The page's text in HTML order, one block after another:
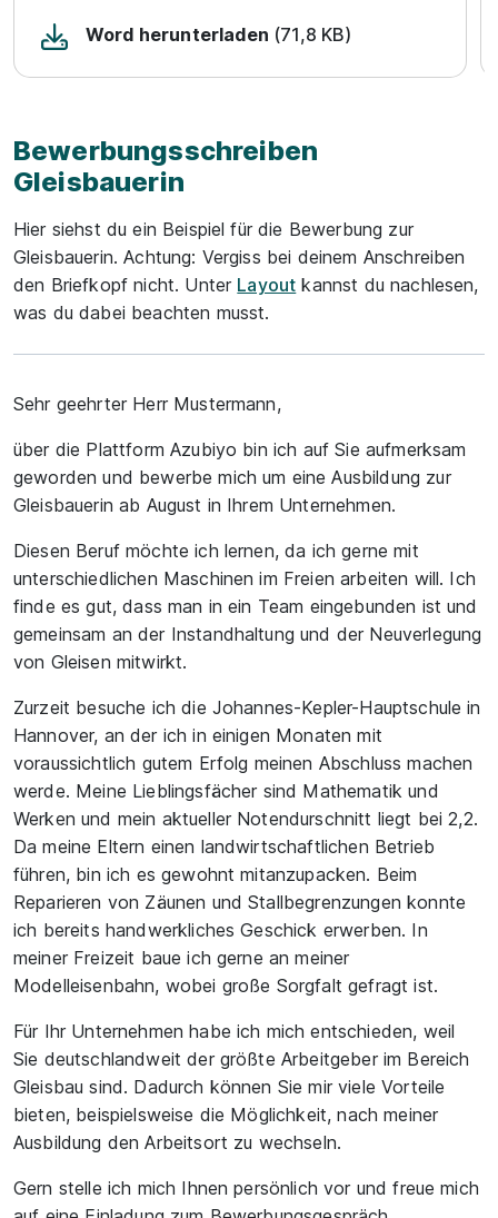
Word herunterladen (71,8 KB)
Bewerbungsschreiben
Gleisbauerin
Hier siehst du ein Beispiel für die Bewerbung zur
Gleisbauerin. Achtung: Vergiss bei deinem Anschreiben
den Briefkopf nicht. Unter Layout kannst du nachlesen,
was du dabei beachten musst.
Sehr geehrter Herr Mustermann,
über die Plattform Azubiyo bin ich auf Sie aufmerksam
geworden und bewerbe mich um eine Ausbildung zur
Gleisbauerin ab August in Ihrem Unternehmen.
Diesen Beruf möchte ich lernen, da ich gerne mit
unterschiedlichen Maschinen im Freien arbeiten will. Ich
finde es gut, dass man in ein Team eingebunden ist und
gemeinsam an der Instandhaltung und der Neuverlegung
von Gleisen mitwirkt.
Zurzeit besuche ich die Johannes-Kepler-Hauptschule in
Hannover, an der ich in einigen Monaten mit
voraussichtlich gutem Erfolg meinen Abschluss machen
werde. Meine Lieblingsfächer sind Mathematik und
Werken und mein aktueller Notendurschnitt liegt bei 2,2.
Da meine Eltern einen landwirtschaftlichen Betrieb
führen, bin ich es gewohnt mitanzupacken. Beim
Reparieren von Zäunen und Stallbegrenzungen konnte
ich bereits handwerkliches Geschick erwerben. In
meiner Freizeit baue ich gerne an meiner
Modelleisenbahn, wobei große Sorgfalt gefragt ist.
Für Ihr Unternehmen habe ich mich entschieden, weil
Sie deutschlandweit der größte Arbeitgeber im Bereich
Gleisbau sind. Dadurch können Sie mir viele Vorteile
bieten, beispielsweise die Möglichkeit, nach meiner
Ausbildung den Arbeitsort zu wechseln.
Gern stelle ich mich Ihnen persönlich vor und freue mich